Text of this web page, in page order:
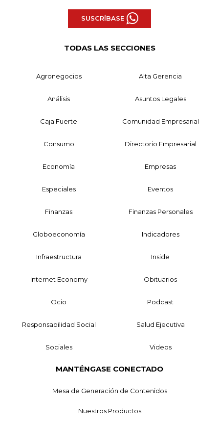
SUSCRÍBASE
TODAS LAS SECCIONES
Agronegocios Alta Gerencia
Análisis Asuntos Legales
Caja Fuerte Comunidad Empresarial
Consumo Directorio Empresarial
Economía Empresas
Especiales Eventos
Finanzas Finanzas Personales
Globoeconomía Indicadores
Infraestructura Inside
Internet Economy Obituarios
Ocio Podcast
Responsabilidad Social Salud Ejecutiva
Sociales Videos
MANTÉNGASE CONECTADO
Mesa de Generación de Contenidos
Nuestros Productos